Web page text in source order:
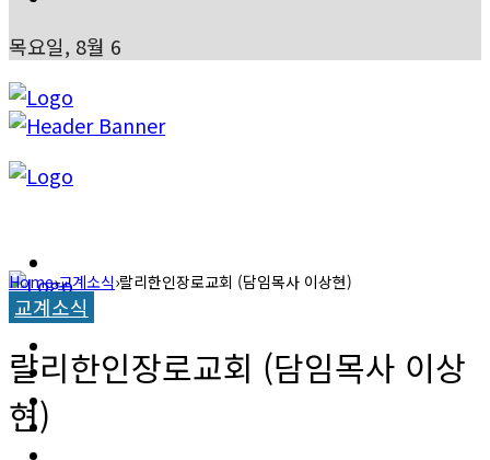
목요일, 8월 6
교계소식
한인타운 소식
Home›교계소식›랄리한인장로교회 (담임목사 이상현)
교계소식
랄리한인장로교회 (담임목사 이상
현)